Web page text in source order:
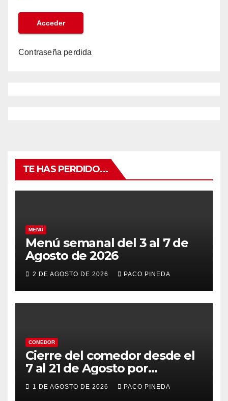
Contraseña perdida
TE HAS PERDIDO...
MENÚ
Menú semanal del 3 al 7 de
Agosto de 2026
2 DE AGOSTO DE 2026 PACO PINEDA
COMEDOR
Cierre del comedor desde el
7 al 21 de Agosto por
vacaciones
1 DE AGOSTO DE 2026 PACO PINEDA